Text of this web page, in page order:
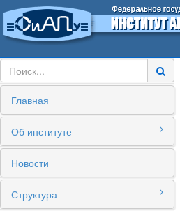
Главная
Об институте
Новости
Структура